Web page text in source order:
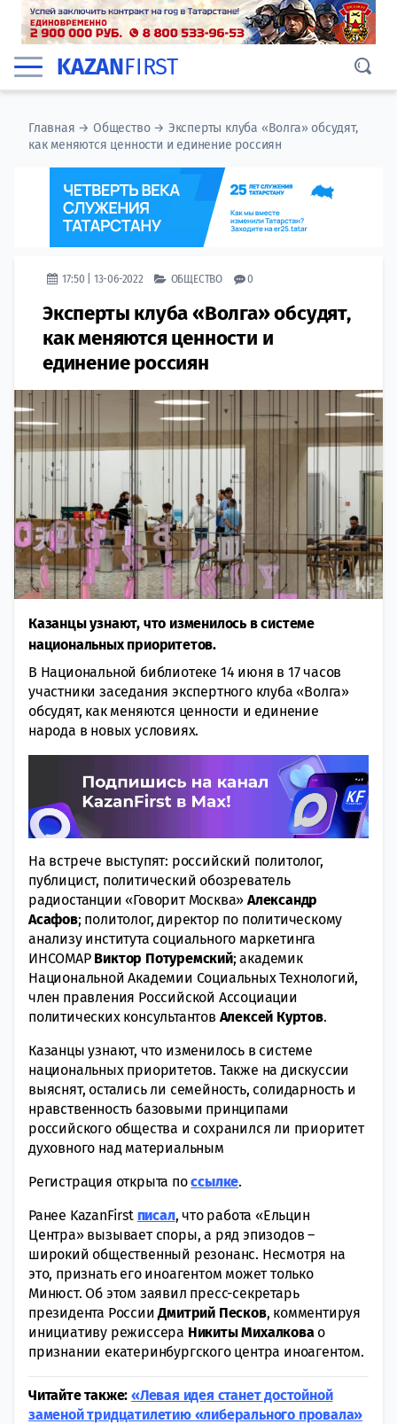
KAZANFIRST
Главная →Общество→ Эксперты клуба «Волга» обсудят,
как меняются ценности и единение россиян
17:50 | 13-06-2022 ОБЩЕСТВО 0
Эксперты клуба «Волга» обсудят,
как меняются ценности и
единение россиян
Казанцы узнают, что изменилось в системе
национальных приоритетов.
В Национальной библиотеке 14 июня в 17 часов
участники заседания экспертного клуба «Волга»
обсудят, как меняются ценности и единение
народа в новых условиях.
На встрече выступят: российский политолог,
публицист, политический обозреватель
радиостанции «Говорит Москва»Александр
Асафов; политолог, директор по политическому
анализу института социального маркетинга
ИНСОМАР Виктор Потуремский; академик
Национальной Академии Социальных Технологий,
член правления Российской Ассоциации
политических консультантов Алексей Куртов.
Казанцы узнают, что изменилось в системе
национальных приоритетов. Также на дискуссии
выяснят, остались ли семейность, солидарность и
нравственность базовыми принципами
российского общества и сохранился ли приоритет
духовного над материальным
Регистрация открыта поссылке.
Ранее KazanFirst писал, что работа «Ельцин
Центра» вызывает споры, а ряд эпизодов –
широкий общественный резонанс. Несмотря на
это, признать его иноагентом может только
Минюст. Об этом заявил пресс-секретарь
президента РоссииДмитрий Песков, комментируя
инициативу режиссера НикитыМихалкова о
признании екатеринбургского центра иноагентом.
Читайте также:«Левая идея станет достойной
заменой тридцатилетию «либерального провала»